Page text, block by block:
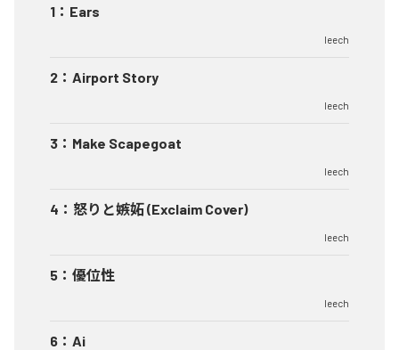
1 ： Ears
leech
2 ： Airport Story
leech
3 ： Make Scapegoat
leech
4 ： 怒りと嫉妬 (Exclaim Cover)
leech
5 ： 優位性
leech
6 ： Ai